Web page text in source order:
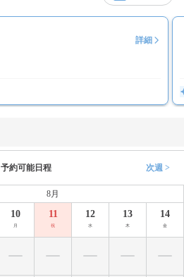
詳細
予約可能日程 次週 >
8月
10
月
11
祝
12
水
13
木
14
金